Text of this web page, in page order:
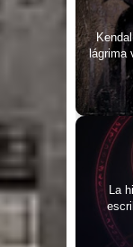
lágrima
La